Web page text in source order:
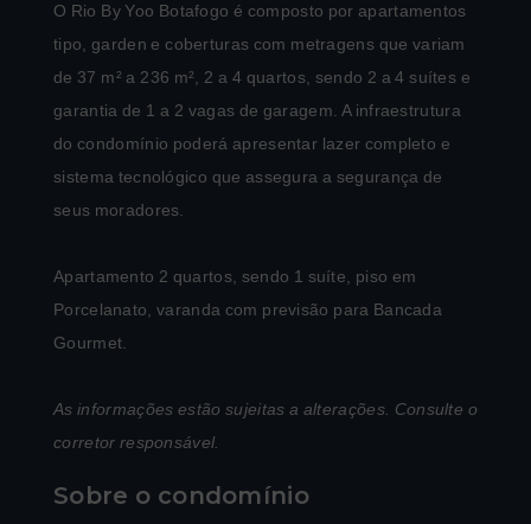
O Rio By Yoo Botafogo é composto por apartamentos
tipo, garden e coberturas com metragens que variam
de 37 m² a 236 m², 2 a 4 quartos, sendo 2 a 4 suítes e
garantia de 1 a 2 vagas de garagem. A infraestrutura
do condomínio poderá apresentar lazer completo e
sistema tecnológico que assegura a segurança de
seus moradores.
Apartamento 2 quartos, sendo 1 suíte, piso em
Porcelanato, varanda com previsão para Bancada
Gourmet.
As informações estão sujeitas a alterações. Consulte o
corretor responsável.
Sobre o condomínio